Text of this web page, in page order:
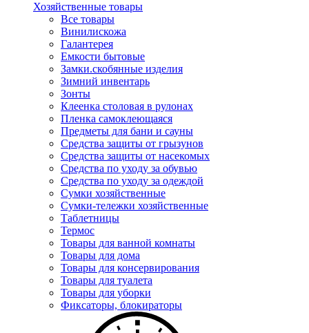
Хозяйственные товары
Все товары
Винилискожа
Галантерея
Емкости бытовые
Замки.скобянные изделия
Зимний инвентарь
Зонты
Клеенка столовая в рулонах
Пленка самоклеющаяся
Предметы для бани и сауны
Средства защиты от грызунов
Средства защиты от насекомых
Средства по уходу за обувью
Средства по уходу за одеждой
Сумки хозяйственные
Сумки-тележки хозяйственные
Таблетницы
Термос
Товары для ванной комнаты
Товары для дома
Товары для консервирования
Товары для туалета
Товары для уборки
Фиксаторы, блокираторы